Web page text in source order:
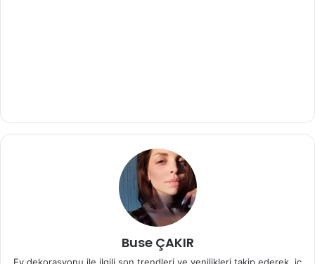
Buse ÇAKIR
Ev dekorasyonu ile ilgili son trendleri ve yenilikleri takip ederek, iç